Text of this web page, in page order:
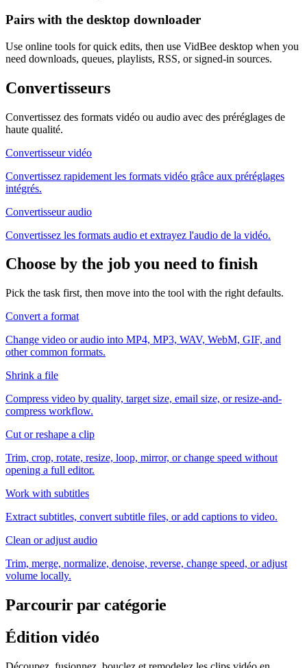
Pairs with the desktop downloader
Use online tools for quick edits, then use VidBee desktop when you
need downloads, queues, playlists, RSS, or signed-in sources.
Convertisseurs
Convertissez des formats vidéo ou audio avec des préréglages de
haute qualité.
Convertisseur vidéo
Convertissez rapidement les formats vidéo grâce aux préréglages
intégrés.
Convertisseur audio
Convertissez les formats audio et extrayez l'audio de la vidéo.
Choose by the job you need to finish
Pick the task first, then move into the tool with the right defaults.
Convert a format
Change video or audio into MP4, MP3, WAV, WebM, GIF, and
other common formats.
Shrink a file
Compress video by quality, target size, email size, or resize-and-
compress workflow.
Cut or reshape a clip
Trim, crop, rotate, resize, loop, mirror, or change speed without
opening a full editor.
Work with subtitles
Extract subtitles, convert subtitle files, or add captions to video.
Clean or adjust audio
Trim, merge, normalize, denoise, reverse, change speed, or adjust
volume locally.
Parcourir par catégorie
Édition vidéo